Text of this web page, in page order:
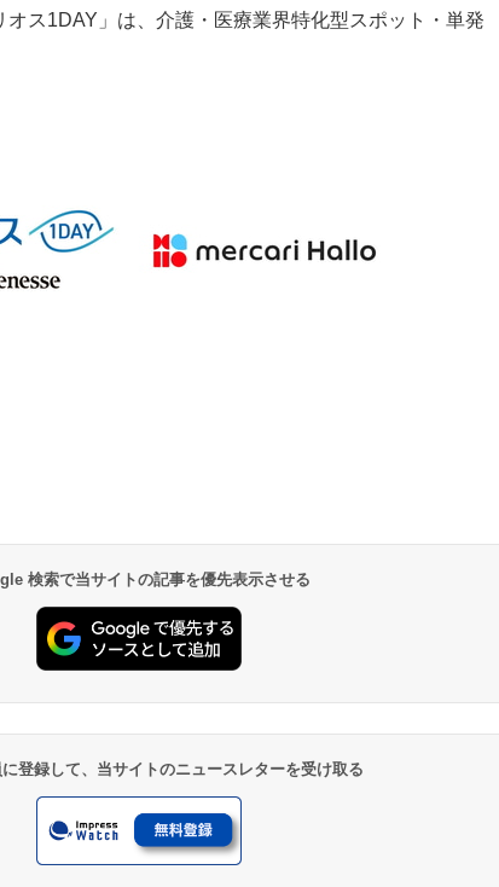
ス1DAY」は、介護・医療業界特化型スポット・単発
検索で当サイトの記事を優先表示させる
登録して、当サイトのニュースレターを受け取る